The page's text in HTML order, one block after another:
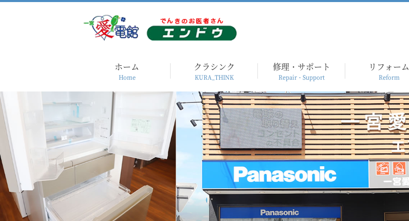
ホーム
Home
クラシンク
KURA_THINK
修理・サポート
Repair・Support
リフォーム
Reform